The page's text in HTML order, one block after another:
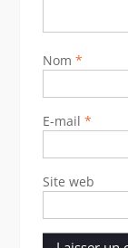
Nom *
E-mail *
Site web